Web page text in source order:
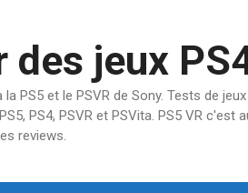
des jeux
la PS5 et le PSVR de Sony. Tests de
PS4, PSVR et PSVita. PS5 VR
reviews.